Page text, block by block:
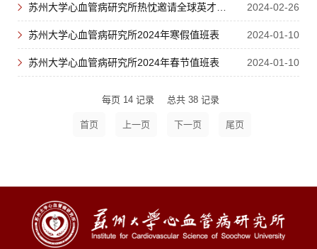
2024-02-26
苏州大学心血管病研究所2024年寒假值班表 2024-01-10
苏州大学心血管病研究所2024年春节值班表 2024-01-10
每页 14 记录 总共 38 记录